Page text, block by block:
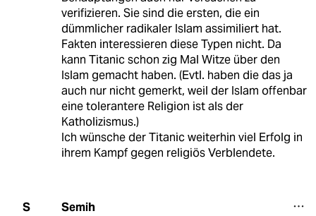
verifizieren. Sie sind die ersten, die ein
dümmlicher radikaler Islam assimiliert hat.
Fakten interessieren diese Typen nicht. Da
kann Titanic schon zig Mal Witze über den
Islam gemacht haben. (Evtl. haben die das ja
auch nur nicht gemerkt, weil der Islam offenbar
eine tolerantere Religion ist als der
Katholizismus.)
Ich wünsche der Titanic weiterhin viel Erfolg in
ihrem Kampf gegen religiös Verblendete.
S Semih